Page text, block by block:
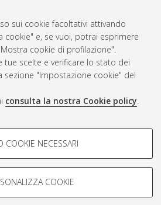
sui cookie facoltativi attivando
cookie" e, se vuoi, potrai esprimere
cookie di profilazione".
tue scelte e verificare lo stato dei
sezione "Impostazione cookie" del
consulta la nostra Cookie policy.
-
per analizzare le caratteristiche della
profili in base al loro comportamento
COOKIE NECESSARI
COOKIE